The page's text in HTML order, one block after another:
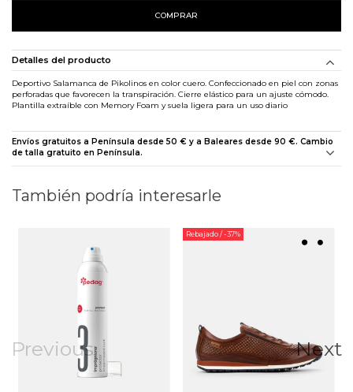
COMPRAR
Detalles del producto
Deportivo Salamanca de Pikolinos en color cuero. Confeccionado en piel con zonas
perforadas que favorecen la transpiración. Cierre elástico para un ajuste cómodo.
Plantilla extraíble con Memory Foam y suela ligera para un uso diario
Envíos gratuitos a Península desde 50 € y a Baleares desde 90 €. Cambio
de talla gratuito en Península.
También podría interesarle
Previous
Rebajado/ -37%
Next